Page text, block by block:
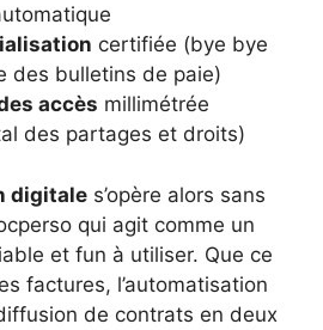
certifiée (bye bye
des bulletins de paie)
accès millimétrée
des partages et droits)
digitale s’opère alors sans
qui agit comme un
et fun à utiliser. Que ce
factures, l’automatisation
de contrats en deux